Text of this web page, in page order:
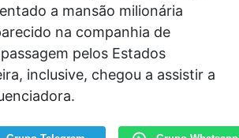
a mansão milionária
na companhia de
pelos Estados
inclusive, chegou a assistir a